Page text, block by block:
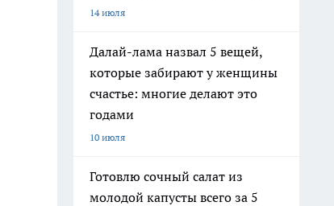
14 июля
Далай-лама назвал 5 вещей,
которые забирают у женщины
счастье: многие делают это
годами
10 июля
Готовлю сочный салат из
молодой капусты всего за 5